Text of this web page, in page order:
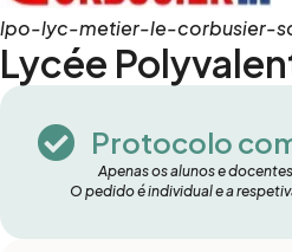
lpo-lyc-metier-le-corbusier-
Lycée
Protocolo
Apenas os alunos e
O pedido é individual e a